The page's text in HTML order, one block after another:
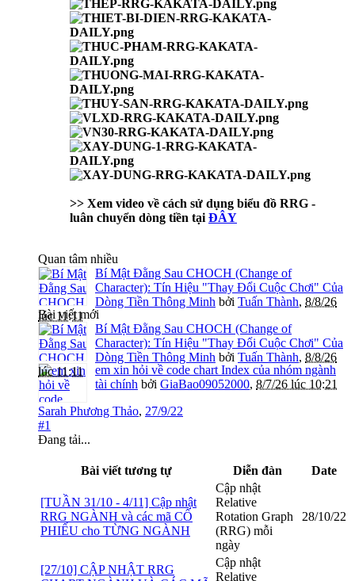
>> Xem video về cách sử dụng biểu đồ RRG -
luân chuyển dòng tiền tại ĐÂY
Quan tâm nhiều
Bí Mật Đằng Sau CHOCH (Change of
Character): Tín Hiệu "Thay Đổi Cuộc Chơi" Của
Dòng Tiền Thông Minh bởi Tuấn Thành, 8/8/26
lúc 11:11
Bài viết mới
Bí Mật Đằng Sau CHOCH (Change of
Character): Tín Hiệu "Thay Đổi Cuộc Chơi" Của
Dòng Tiền Thông Minh bởi Tuấn Thành, 8/8/26
lúc 11:11
em xin hỏi về code chart Index của nhóm ngành
tài chính bởi GiaBao09052000, 8/7/26 lúc 10:21
Sarah Phương Thảo, 27/9/22
#1
Đang tải...
Bài viết tương tự Diễn đàn Date
[TUẦN 31/10 - 4/11] Cập nhật
RRG NGÀNH và các mã CỔ
PHIẾU cho TỪNG NGÀNH
Cập nhật
Relative
Rotation Graph
(RRG) mỗi
ngày
28/10/22
[27/10] CẬP NHẬT RRG
Cập nhật
Relative